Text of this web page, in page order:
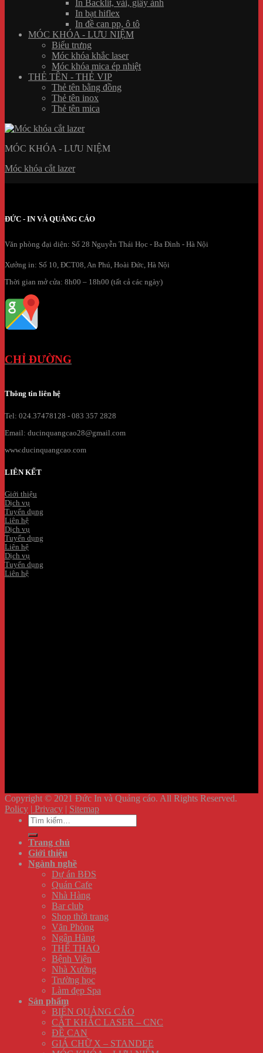
In Backlit, vải, giấy ảnh
In bạt hiflex
In đề can pp, ô tô
MÓC KHÓA - LƯU NIỆM
Biểu trưng
Móc khóa khắc laser
Móc khóa mica ép nhiệt
THẺ TÊN - THẺ VIP
Thẻ tên bằng đồng
Thẻ tên inox
Thẻ tên mica
MÓC KHÓA - LƯU NIỆM
Móc khóa cắt lazer
ĐỨC - IN VÀ QUẢNG CÁO
Văn phòng đại diện: Số 28 Nguyễn Thái Học - Ba Đình - Hà Nội
Xưởng in: Số 10, ĐCT08, An Phú, Hoài Đức, Hà Nội
Thời gian mở cửa: 8h00 – 18h00 (tất cả các ngày)
CHỈ ĐƯỜNG
Thông tin liên hệ
Tel: 024.37478128 - 083 357 2828
Email: ducinquangcao28@gmail.com
www.ducinquangcao.com
LIÊN KẾT
Giới thiệu
Dịch vụ
Tuyển dụng
Liên hệ
Dịch vụ
Tuyển dụng
Liên hệ
Dịch vụ
Tuyển dụng
Liên hệ
Copyright © 2021 Đức In và Quảng cáo. All Rights Reserved.
Policy | Privacy | Sitemap
Tìm
kiếm:
Trang chủ
Giới thiệu
Ngành nghề
Dự án BĐS
Quán Cafe
Nhà Hàng
Bar club
Shop thời trang
Văn Phòng
Ngân Hàng
THỂ THAO
Bệnh Viện
Nhà Xưởng
Trường học
Làm đẹp Spa
Sản phẩm
BIỂN QUẢNG CÁO
CẮT KHẮC LASER – CNC
ĐỀ CAN
GIÁ CHỮ X – STANDEE